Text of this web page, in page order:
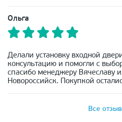
Ольга
Делали установку входной
консультацию и помогли с
спасибо менеджеру Вячеславу
Новороссийск. Покупкой
Все